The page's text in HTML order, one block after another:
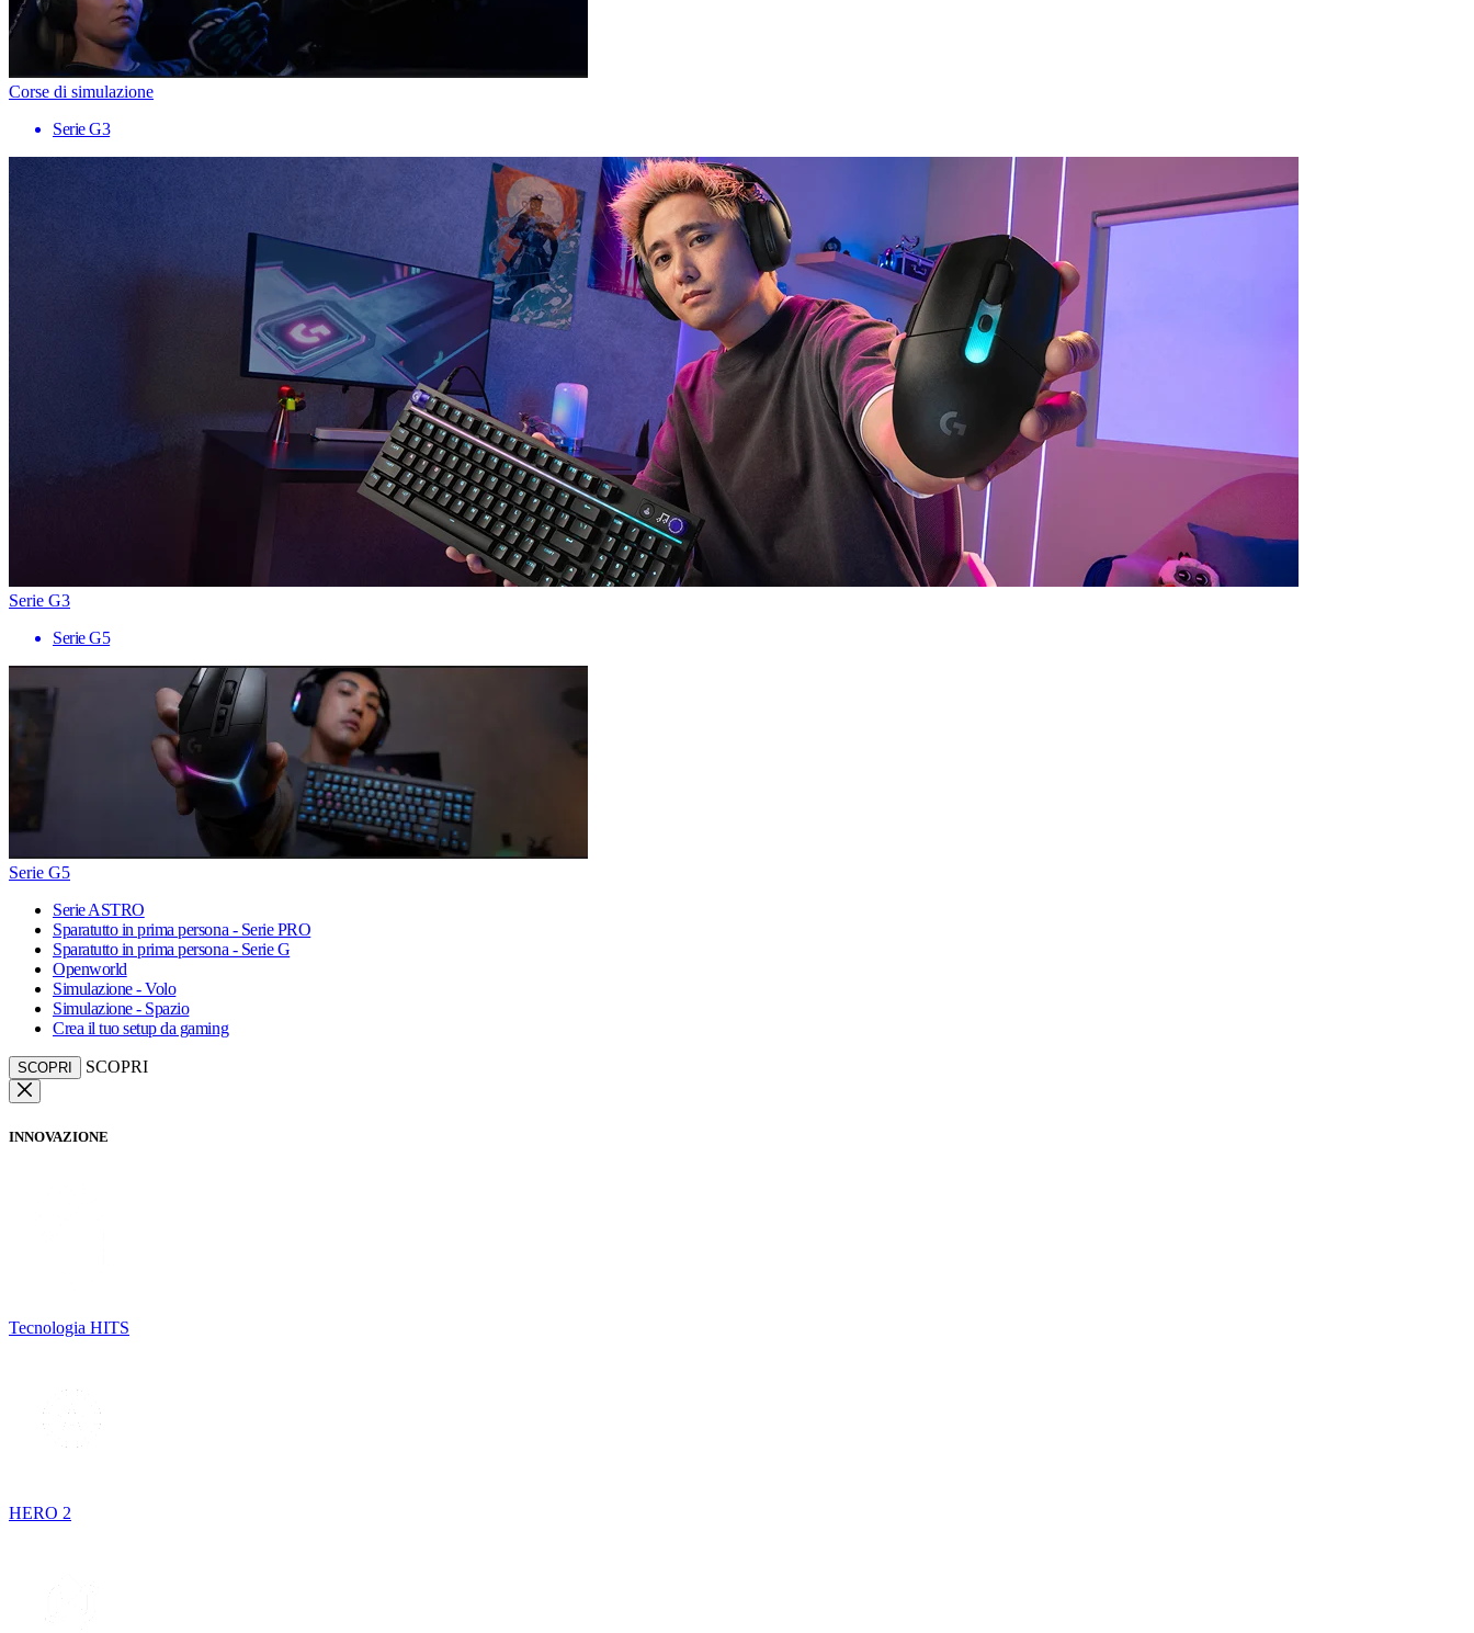
Corse di simulazione
Serie G3
Serie G3
Serie G5
Serie G5
Serie ASTRO
Sparatutto in prima persona - Serie PRO
Sparatutto in prima persona - Serie G
Openworld
Simulazione - Volo
Simulazione - Spazio
Crea il tuo setup da gaming
SCOPRI SCOPRI
INNOVAZIONE
Tecnologia HITS
HERO 2